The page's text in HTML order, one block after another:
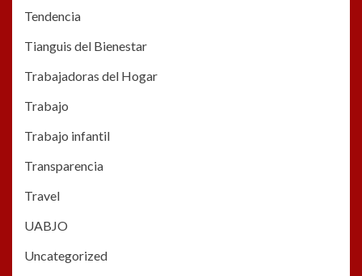
Tendencia
Tianguis del Bienestar
Trabajadoras del Hogar
Trabajo
Trabajo infantil
Transparencia
Travel
UABJO
Uncategorized